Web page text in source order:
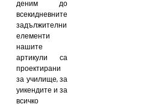
деним до
всекидневните
задължителни
елементи
нашите
артикули са
проектирани
за училище, за
уикендите и за
всичко